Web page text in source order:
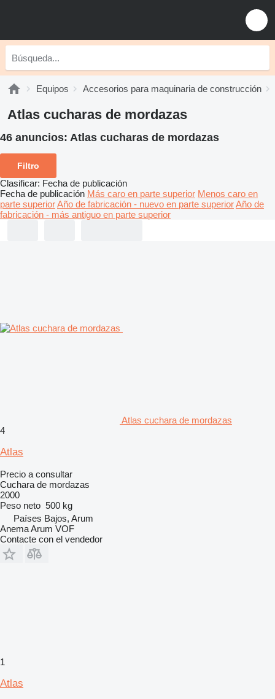
Equipos Accesorios para maquinaria de construcción
Atlas cucharas de mordazas
46 anuncios: Atlas cucharas de mordazas
Filtro
Clasificar: Fecha de publicación
Fecha de publicación Más caro en parte superior Menos caro en
parte superiorAño de fabricación - nuevo en parte superiorAño de
fabricación - más antiguo en parte superior
Atlas cuchara de mordazas
4
Atlas
Precio a consultar
Cuchara de mordazas
2000
Peso neto 500 kg
Países Bajos, Arum
Anema Arum VOF
Contacte con el vendedor
1
Atlas